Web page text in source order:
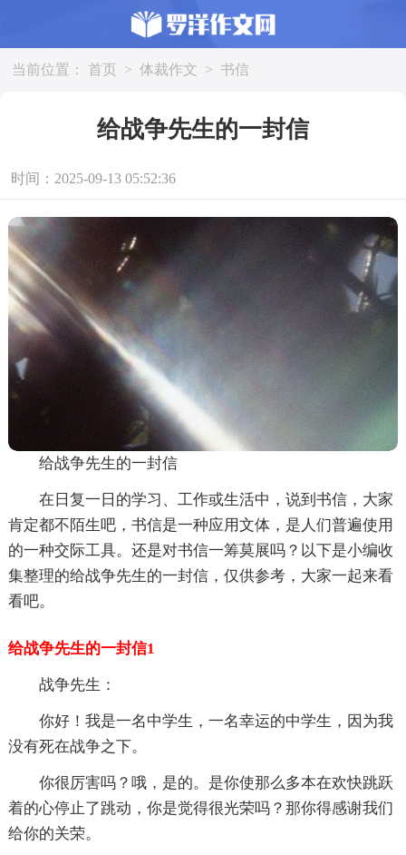
当前位置： 首页 > 体裁作文 > 书信
给战争先生的一封信
时间：2025-09-13 05:52:36
给战争先生的一封信
在日复一日的学习、工作或生活中，说到书信，大家
肯定都不陌生吧，书信是一种应用文体，是人们普遍使用
的一种交际工具。还是对书信一筹莫展吗？以下是小编收
集整理的给战争先生的一封信，仅供参考，大家一起来看
看吧。
给战争先生的一封信1
战争先生：
你好！我是一名中学生，一名幸运的中学生，因为我
没有死在战争之下。
你很厉害吗？哦，是的。是你使那么多本在欢快跳跃
着的心停止了跳动，你是觉得很光荣吗？那你得感谢我们
给你的关荣。